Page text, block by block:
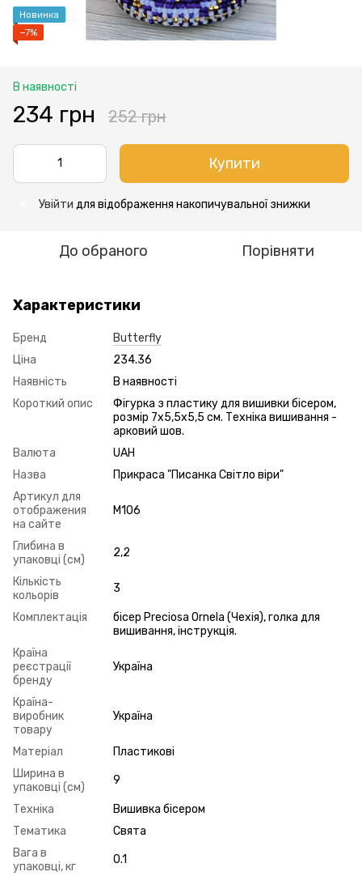
Новинка
−7%
В наявності
234 грн 252 грн
Купити
Увійти для відображення накопичувальної знижки
До обраного Порівняти
Характеристики
Бренд
Butterfly
Ціна
234.36
Наявність
В наявності
Короткий опис
Фігурка з пластику для вишивки бісером,
розмір 7х5,5х5,5 см. Техніка вишивання -
арковий шов.
Валюта
UAH
Назва
Прикраса "Писанка Світло віри"
Артикул для
отображения
на сайте
М106
Глибина в
упаковці (см)
2,2
Кількість
кольорів
3
Комплектація
бісер Preciosa Ornela (Чехія), голка для
вишивання, інструкція.
Країна
реєстрації
бренду
Україна
Країна-
виробник
товару
Україна
Матеріал
Пластикові
Ширина в
упаковці (см)
9
Техніка
Вишивка бісером
Тематика
Свята
Вага в
упаковці, кг
0.1